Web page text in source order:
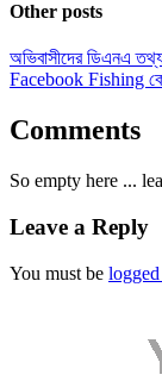
Other posts
অভিবাসীদের ডিএনএ
Facebook Fishing
Comments
So empty here ...
Leave a Reply
You must be